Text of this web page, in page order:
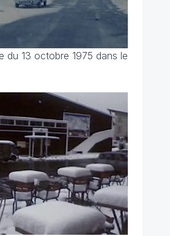
du 13 octobre 1975 dans le